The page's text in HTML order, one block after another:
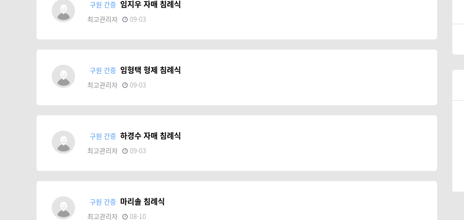
구원 간증 임지우 자매 침례식
최고관리자 09-03
구원 간증 임형택 형제 침례식
최고관리자 09-03
구원 간증 하경수 자매 침례식
최고관리자 09-03
구원 간증 마리솔 침례식
최고관리자 08-10